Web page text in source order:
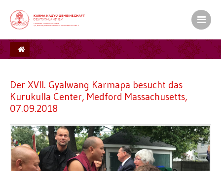
Der XVII. Gyalwang Karmapa besucht das
Kurukulla Center, Medford Massachusetts,
07.09.2018